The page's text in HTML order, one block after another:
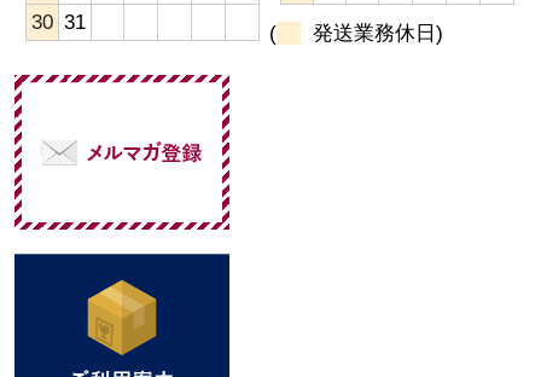
30 31 ( 発送業務休日)